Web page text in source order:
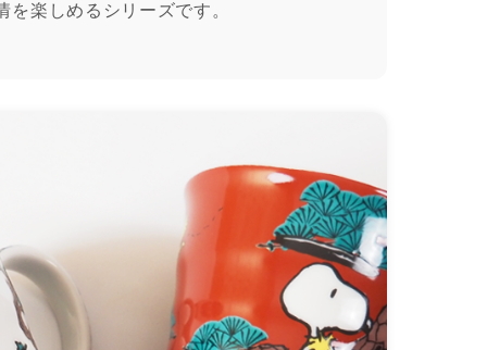
楽しめるシリーズです。